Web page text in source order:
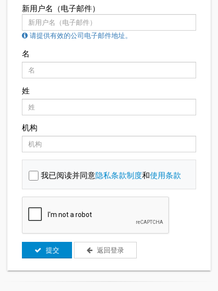
新用户名（电子邮件）
请提供有效的公司电子邮件地址。
名
姓
机构
我已阅读并同意隐私条款制度和使用条款
提交 返回登录